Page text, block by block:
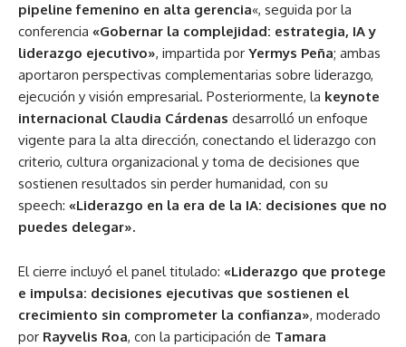
pipeline femenino en alta gerencia«, seguida por la
conferencia «Gobernar la complejidad: estrategia, IA y
liderazgo ejecutivo», impartida por Yermys Peña; ambas
aportaron perspectivas complementarias sobre liderazgo,
ejecución y visión empresarial. Posteriormente, la keynote
internacional Claudia Cárdenas desarrolló un enfoque
vigente para la alta dirección, conectando el liderazgo con
criterio, cultura organizacional y toma de decisiones que
sostienen resultados sin perder humanidad, con su
speech: «Liderazgo en la era de la IA: decisiones que no
puedes delegar».
El cierre incluyó el panel titulado: «Liderazgo que protege
e impulsa: decisiones ejecutivas que sostienen el
crecimiento sin comprometer la confianza», moderado
por Rayvelis Roa, con la participación de Tamara